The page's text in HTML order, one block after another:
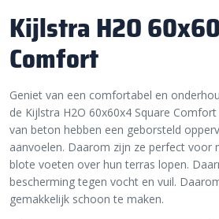
Kijlstra H2O
Comfort
Geniet van een comfortabel en
de Kijlstra H2O 60x60x4 Square
van beton hebben een geborsteld
aanvoelen. Daarom zijn ze perfect voor
blote voeten over hun terras lopen.
bescherming tegen vocht en vuil.
gemakkelijk schoon te maken.